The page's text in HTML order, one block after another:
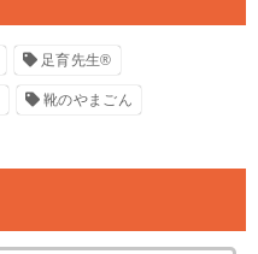
足育先生®
靴のやまごん